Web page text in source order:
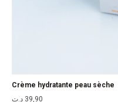
Crème hydratante peau sèche
39,90 د.ت